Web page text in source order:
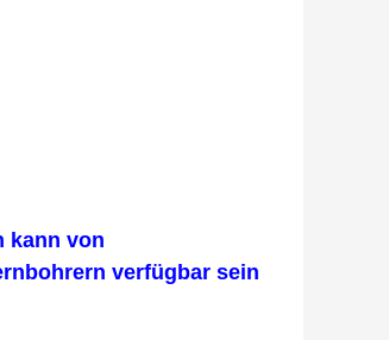
kann von
verfügbar sein